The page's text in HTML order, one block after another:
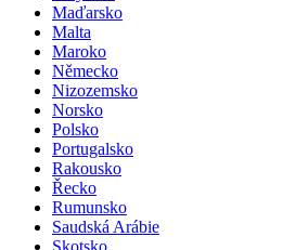
Maďarsko
Malta
Maroko
Německo
Nizozemsko
Norsko
Polsko
Portugalsko
Rakousko
Řecko
Rumunsko
Saudská Arábie
Skotsko